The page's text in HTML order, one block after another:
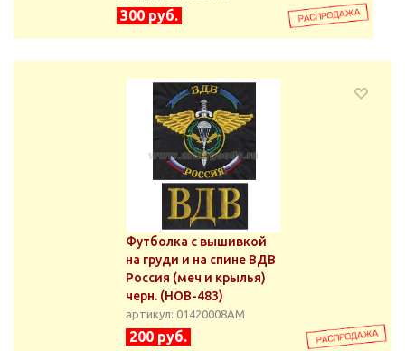
300 руб.
Футболка с вышивкой
на груди и на спине ВДВ
Россия (меч и крылья)
черн. (НОВ-483)
артикул: 01420008АМ
200 руб.